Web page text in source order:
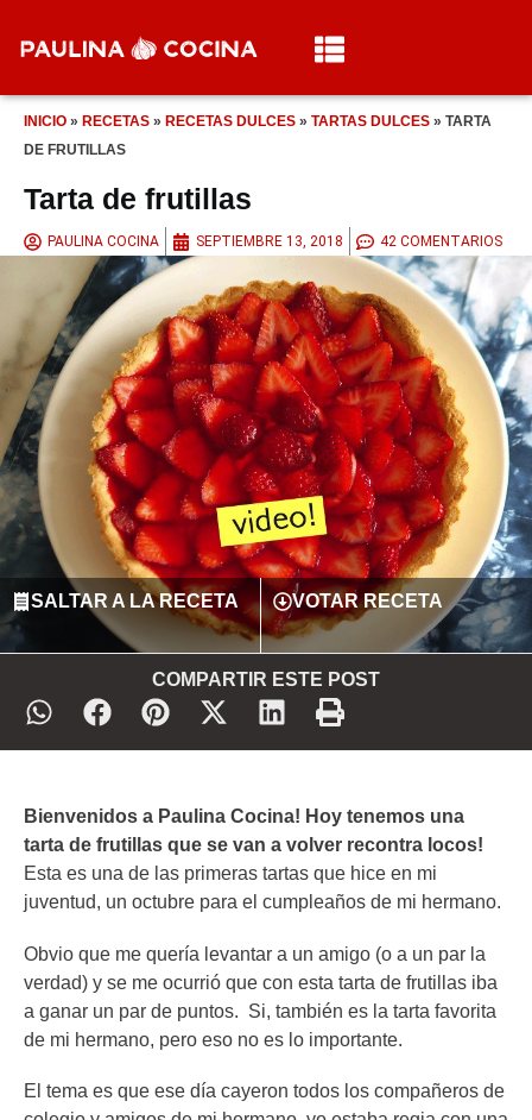
INICIO » RECETAS » RECETAS DULCES » TARTAS DULCES » TARTA
DE FRUTILLAS
Tarta de frutillas
PAULINA COCINA SEPTIEMBRE 13, 2018 42 COMENTARIOS
SALTAR A LA RECETA VOTAR RECETA
COMPARTIR ESTE POST
Bienvenidos a Paulina Cocina! Hoy tenemos una
tarta de frutillas que se van a volver recontra locos!
Esta es una de las primeras tartas que hice en mi
juventud, un octubre para el cumpleaños de mi hermano.
Obvio que me quería levantar a un amigo (o a un par la
verdad) y se me ocurrió que con esta tarta de frutillas iba
a ganar un par de puntos. Si, también es la tarta favorita
de mi hermano, pero eso no es lo importante.
El tema es que ese día cayeron todos los compañeros de